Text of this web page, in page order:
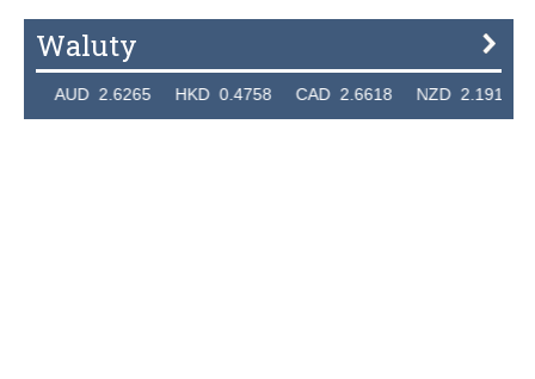
Waluty
AUD 2.6265 HKD 0.4758 CAD 2.6618 NZD 2.1914